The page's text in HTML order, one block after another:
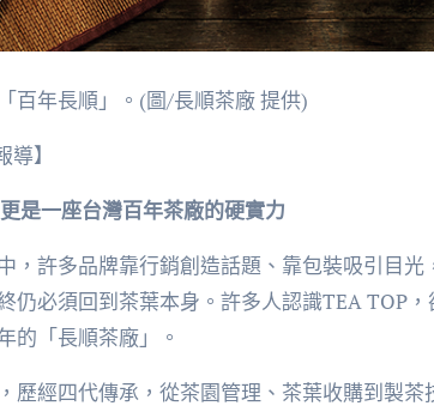
百年長順」。(圖/長順茶廠 提供)
】
更是一座台灣百年茶廠的硬實力
，許多品牌靠行銷創造話題、靠包裝吸引目光
仍必須回到茶葉本身。許多人認識TEA TOP，
的「長順茶廠」。
歷經四代傳承，從茶園管理、茶葉收購到製